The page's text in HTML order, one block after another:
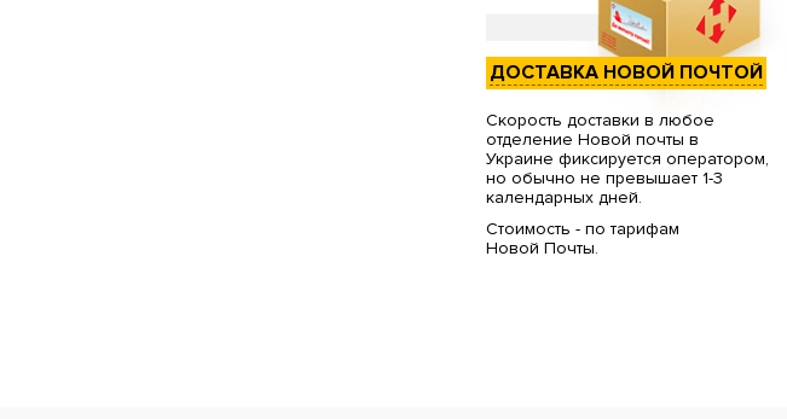
ДОСТАВКА НОВОЙ ПОЧТОЙ
Скорость доставки в любое
отделение Новой почты в
Украине фиксируется оператором,
но обычно не превышает 1-3
календарных дней.
Стоимость - по тарифам
Новой Почты.